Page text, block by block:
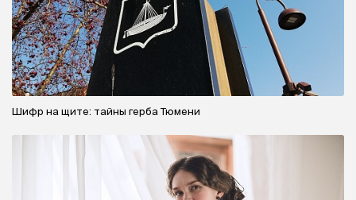
Шифр на щите: тайны герба Тюмени